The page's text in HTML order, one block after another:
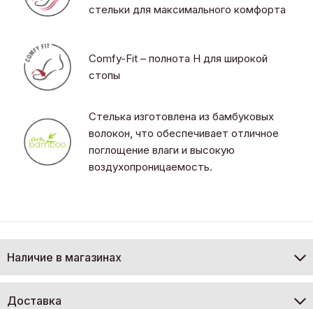
стельки для максимального комфорта
Comfy-Fit – полнота H для широкой
стопы
Стелька изготовлена из бамбуковых
волокон, что обеспечивает отличное
поглощение влаги и высокую
воздухопроницаемость.
Наличие в магазинах
Доставка